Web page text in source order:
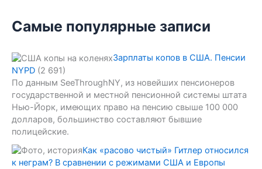
Самые популярные записи
Зарплаты копов в США. Пенсии
NYPD (2 691)
По данным SeeThroughNY, из новейших пенсионеров
государственной и местной пенсионной системы штата
Нью-Йорк, имеющих право на пенсию свыше 100 000
долларов, большинство составляют бывшие
полицейские.
Как «расово чистый» Гитлер относился
к неграм? В сравнении с режимами США и Европы